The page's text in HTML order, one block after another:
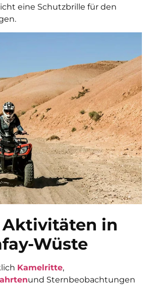
eine Schutzbrille für den
in
Wüste
Kamelritte,
und Sternbeobachtungen